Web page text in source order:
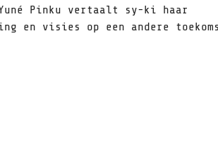
Pinku vertaalt sy-ki haar
en visies op een andere